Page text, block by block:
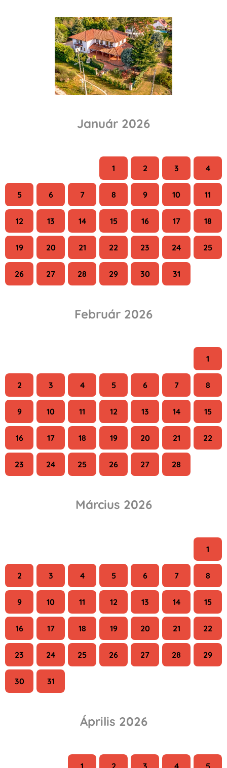
Január 2026
1
2 3 4
5 6 7 8 9 10 11
12 13 14 15 16 17 18
19 20 21 22 23 24 25
26 27 28 29 30 31
Február 2026
1
2 3 4 5 6 7 8
9 10 11 12 13 14 15
16 17 18 19 20 21 22
23 24 25 26 27 28
Március 2026
1
2 3 4 5 6 7 8
9 10 11 12 13 14 15
16 17 18 19 20 21 22
23 24 25 26 27 28 29
30 31
Április 2026
1
2 3 4 5